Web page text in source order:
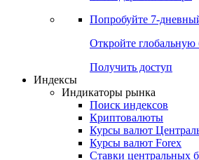
Денежный рынок
Календарь инвестора
Попробуйте7-дневный
Откройте глобальную
Получить доступ
Индикаторы рынка
Поиск индексов